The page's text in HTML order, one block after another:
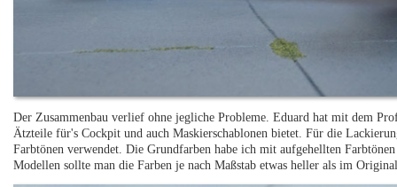
Der Zusammenbau verlief ohne jegliche Probleme. Eduard hat mit dem
Ätzteile für's Cockpit und auch Maskierschablonen bietet. Für die
Farbtönen verwendet. Die Grundfarben habe ich mit aufgehellten
Modellen sollte man die Farben je nach Maßstab etwas heller als im